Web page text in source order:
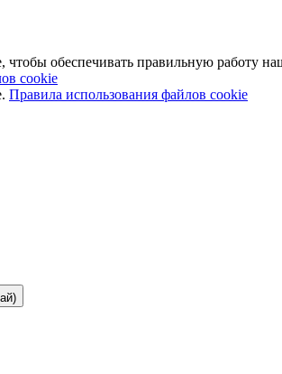
обеспечивать правильную работу
cookie
Правила использования файлов cookie